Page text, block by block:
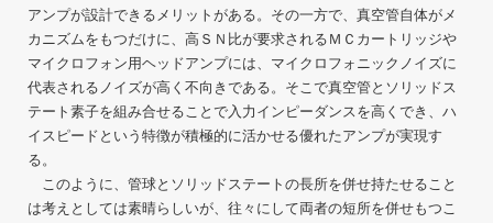
アンプが設計できるメリットがある。その一方で、真空管自体がメ
カニズムをもつだけに、高ＳＮ比が要求されるＭＣカートリッジや
マイクロフォン用ヘッドアンプには、マイクロフォニックノイズに
代表されるノイズが高く不向きである。そこで真空管とソリッドス
テート素子を組み合せることで入力インピーダンスを高くでき、ハ
イスピードという特徴が積極的に活かせる優れたアンプが実現す
る。
このように、管球とソリッドステートの長所を併せ持たせること
は考えとしては素晴らしいが、往々にして両者の短所を併せもつこ